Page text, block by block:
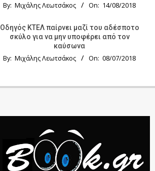
By: Μιχάλης Λεωτσάκος On: 14/08/2018
Οδηγός KTΕΛ παίρνει μαζί του αδέσποτο
σκύλο για να μην υποφέρει από τον
καύσωνα
By: Μιχάλης Λεωτσάκος On: 08/07/2018